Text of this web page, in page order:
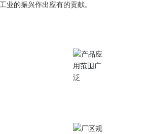
业的振兴作出应有的贡献。